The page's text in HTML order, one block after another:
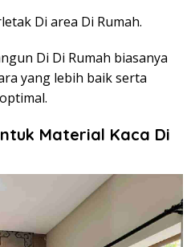
Di area Di Rumah.
Di Di Rumah biasanya
yang lebih baik serta
Material Kaca Di